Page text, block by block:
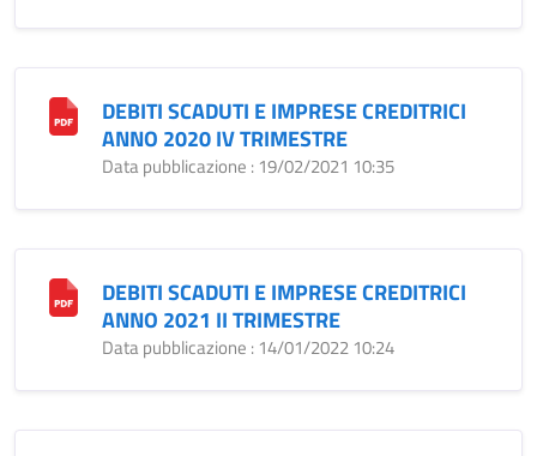
DEBITI SCADUTI E IMPRESE CREDITRICI
ANNO 2020 IV TRIMESTRE
Data pubblicazione : 19/02/2021 10:35
DEBITI SCADUTI E IMPRESE CREDITRICI
ANNO 2021 II TRIMESTRE
Data pubblicazione : 14/01/2022 10:24